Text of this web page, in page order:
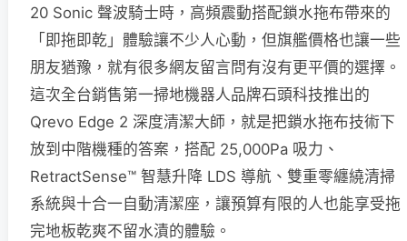
20 Sonic 聲波騎士時，高頻震動搭配鎖水拖布帶來的
「即拖即乾」體驗讓不少人心動，但旗艦價格也讓一些
朋友猶豫，就有很多網友留言問有沒有更平價的選擇。
這次全台銷售第一掃地機器人品牌石頭科技推出的
Qrevo Edge 2 深度清潔大師，就是把鎖水拖布技術下
放到中階機種的答案，搭配 25,000Pa 吸力、
RetractSense™ 智慧升降 LDS 導航、雙重零纏繞清掃
系統與十合一自動清潔座，讓預算有限的人也能享受拖
完地板乾爽不留水漬的體驗。